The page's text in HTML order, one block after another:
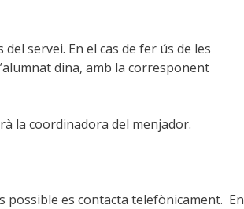
servei. En el cas de fer ús de les
dina, amb la corresponent
la coordinadora del menjador.
possible es contacta telefònicament. En